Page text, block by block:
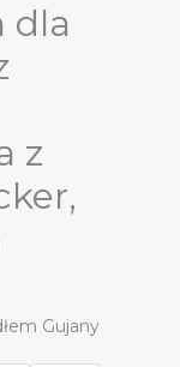
dla
z
Gujany